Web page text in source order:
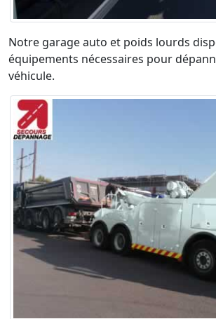
Notre garage auto et poids lourds
équipements nécessaires pour
véhicule.